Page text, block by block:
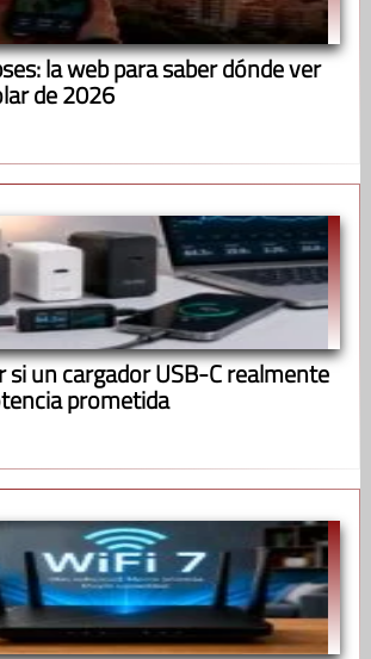
la web para saber dónde ver
de 2026
si un cargador USB-C realmente
prometida